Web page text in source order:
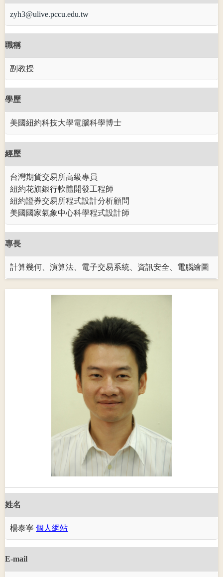
zyh3@ulive.pccu.edu.tw
職稱
副教授
學歷
美國紐約科技大學電腦科學博士
經歷
台灣期貨交易所高級專員
紐約花旗銀行軟體開發工程師
紐約證券交易所程式設計分析顧問
美國國家氣象中心科學程式設計師
專長
計算幾何、演算法、電子交易系統、資訊安全、電腦繪圖
姓名
楊泰寧個人網站
E-mail